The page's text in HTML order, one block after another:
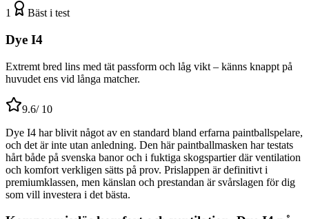
1 Bäst i test
Dye I4
Extremt bred lins med tät passform och låg vikt – känns knappt på
huvudet ens vid långa matcher.
9.6/ 10
Dye I4 har blivit något av en standard bland erfarna paintballspelare,
och det är inte utan anledning. Den här paintballmasken har testats
hårt både på svenska banor och i fuktiga skogspartier där ventilation
och komfort verkligen sätts på prov. Prislappen är definitivt i
premiumklassen, men känslan och prestandan är svårslagen för dig
som vill investera i det bästa.